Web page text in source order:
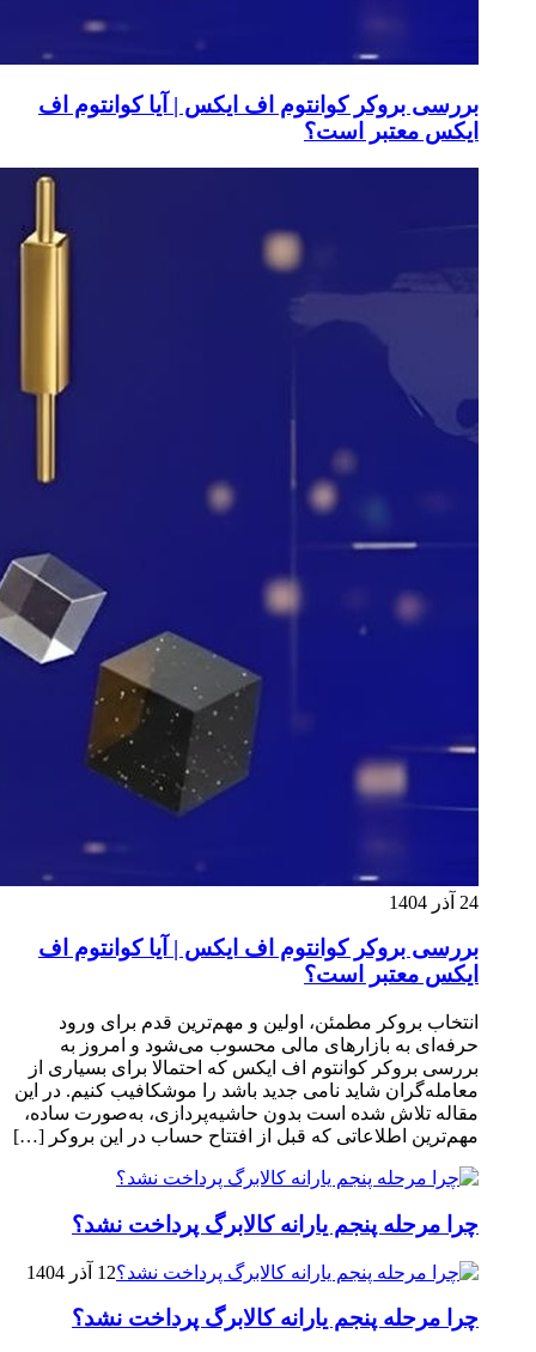
بررسی بروکر کوانتوم اف ایکس | آیا کوانتوم اف
ایکس معتبر است؟
24 آذر 1404
بررسی بروکر کوانتوم اف ایکس | آیا کوانتوم اف
ایکس معتبر است؟
انتخاب بروکر مطمئن، اولین و مهم‌ترین قدم برای ورود
حرفه‌ای به بازارهای مالی محسوب می‌شود و امروز به
بررسی بروکر کوانتوم اف ایکس که احتمالا برای بسیاری از
معامله‌گران شاید نامی جدید باشد را موشکافیب کنیم. در این
مقاله تلاش شده است بدون حاشیه‌پردازی، به‌صورت ساده،
مهم‌ترین اطلاعاتی که قبل از افتتاح حساب در این بروکر […]
چرا مرحله پنجم یارانه کالابرگ پرداخت نشد؟
12 آذر 1404
چرا مرحله پنجم یارانه کالابرگ پرداخت نشد؟